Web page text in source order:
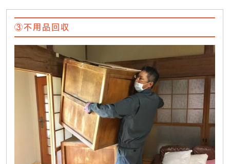
③不用品回収